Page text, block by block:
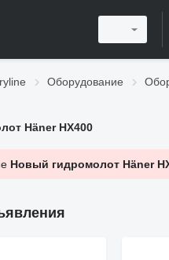
Оборудование
Häner HX400
Новый гидромолот Häner